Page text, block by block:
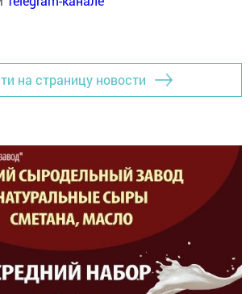
на страницу новости